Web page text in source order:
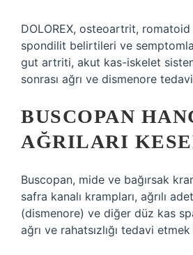
DOLOREX, osteoartrit,
spondilit belirtileri ve
gut artriti, akut kas-iskelet
sonrası ağrı ve dismenore
BUSCOPAN
AĞRILARI
Buscopan, mide ve bağırsak
safra kanalı krampları, ağrılı
(dismenore) ve diğer düz kas
ağrı ve rahatsızlığı tedavi etmek